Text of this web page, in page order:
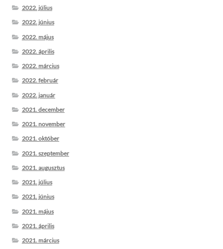
2022. július
2022. június
2022. május
2022. április
2022. március
2022. február
2022. január
2021. december
2021. november
2021. október
2021. szeptember
2021. augusztus
2021. július
2021. június
2021. május
2021. április
2021. március